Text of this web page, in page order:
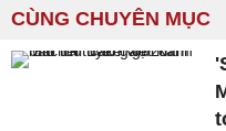
CÙNG CHUYÊN MỤC